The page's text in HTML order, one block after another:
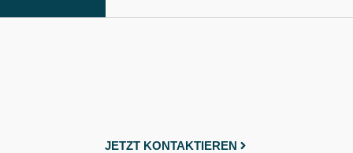
JETZT KONTAKTIEREN